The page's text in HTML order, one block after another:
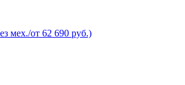
мех./от 62 690 руб.)